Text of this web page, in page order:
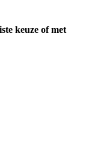
keuze of met